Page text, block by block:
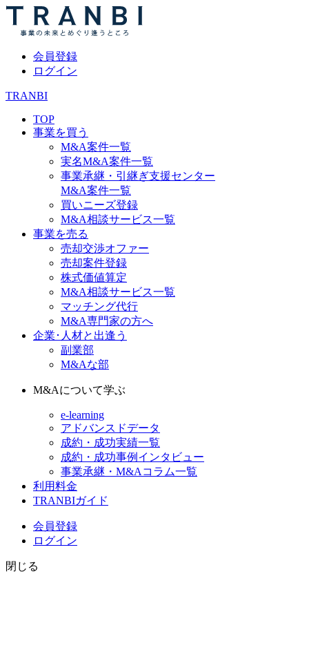
会員登録
ログイン
TRANBI
TOP
事業を買う
M&A案件一覧
実名M&A案件一覧
事業承継・引継ぎ支援センター
M&A案件一覧
買いニーズ登録
M&A相談サービス一覧
事業を売る
売却交渉オファー
売却案件登録
株式価値算定
M&A相談サービス一覧
マッチング代行
M&A専門家の方へ
企業･人材と出逢う
副業部
M&Aな部
M&Aについて学ぶ
e-learning
アドバンスドデータ
成約・成功実績一覧
成約・成功事例インタビュー
事業承継・M&Aコラム一覧
利用料金
TRANBIガイド
会員登録
ログイン
閉じる